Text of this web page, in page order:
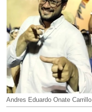
Andres Eduardo Onate Carrillo